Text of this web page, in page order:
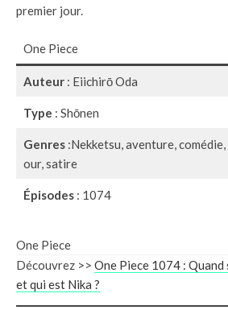
premier jour.
One Piece
Auteur : Eiichirō Oda
Type : Shōnen
Genres :Nekketsu, aventure,
our, satire
Épisodes: 1074
One Piece
Découvrez >> One Piece 1074 :
et qui est Nika ?